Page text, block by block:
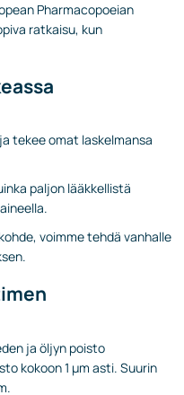
Pharmacopoeian
ratkaisu, kun
tekee omat laskelmansa
paljon lääkkellistä
voimme tehdä vanhalle
ja öljyn poisto
kokoon 1 µm asti. Suurin